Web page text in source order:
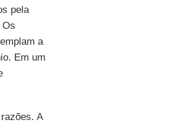
pela
Os
a
Em um
A